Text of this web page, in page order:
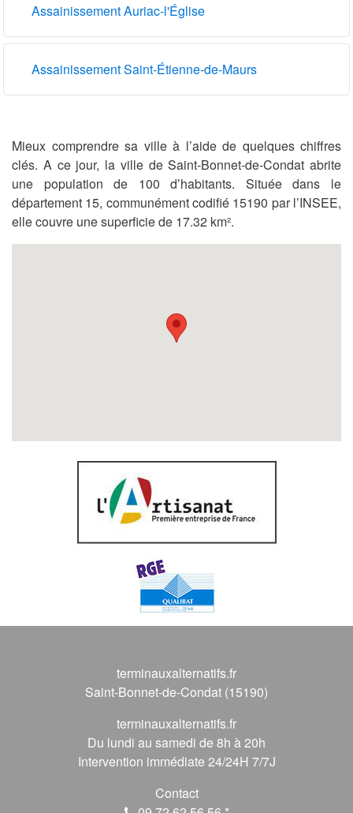
Assainissement Auriac-l'Église
Assainissement Saint-Étienne-de-Maurs
Mieux comprendre sa ville à l’aide de quelques chiffres
clés. A ce jour, la ville de Saint-Bonnet-de-Condat abrite
une population de 100 d’habitants. Située dans le
département 15, communément codifié 15190 par l’INSEE,
elle couvre une superficie de 17.32 km².
terminauxalternatifs.fr
Saint-Bonnet-de-Condat (15190)
terminauxalternatifs.fr
Du lundi au samedi de 8h à 20h
Intervention immédiate 24/24H 7/7J
Contact